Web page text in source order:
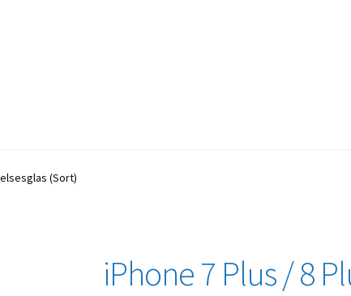
(Sort)
iPhone 7 Plus / 8